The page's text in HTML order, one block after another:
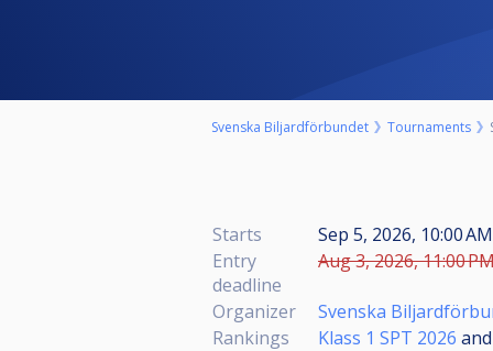
Svenska Biljardförbundet Tournaments
Starts
Sep 5, 2026, 10:00
Entry
deadline
Aug 3, 2026, 11:00
Organizer Svenska
Rankings
Klass 1 SPT 2026 and